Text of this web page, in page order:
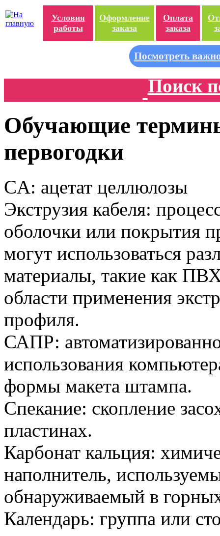
Условия
работы
Оформление
заказа
Оплата
заказа
Посмотреть
Поиск
Обучающие
первогодки
CA: ацетат целлюлозы
Экструзия кабеля:
оболочки или покрытия
могут использоваться
материалы, такие как
области применения
профиля.
САПР:
использования
формы макета штампа.
Спекание: скопление
пластинах.
Карбонат кальция:
наполнитель,
обнаруживаемый в
Календарь: группа или